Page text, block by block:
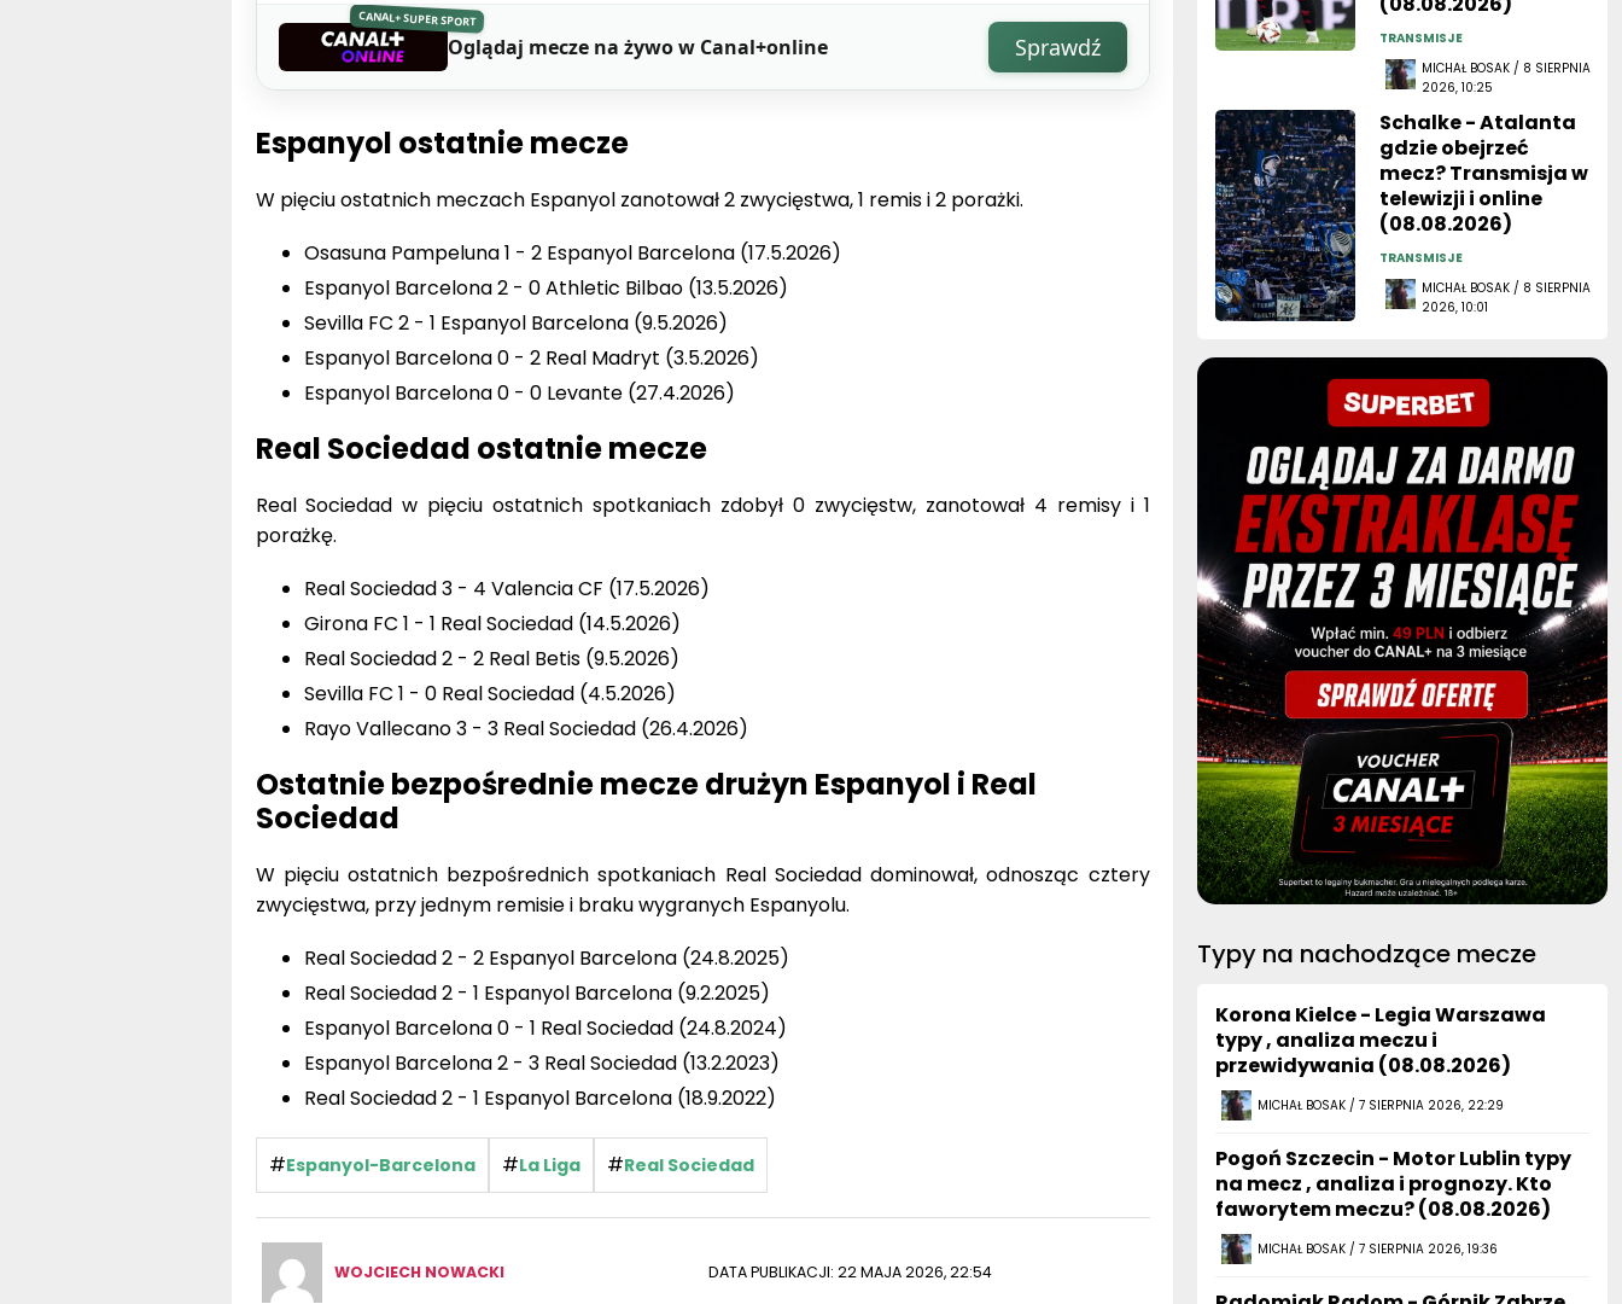
CANAL+ SUPER SPORT
Oglądaj mecze na żywo w Canal+online Sprawdź
Espanyol ostatnie mecze
W pięciu ostatnich meczach Espanyol zanotował 2 zwycięstwa, 1 remis i 2 porażki.
Osasuna Pampeluna 1 - 2 Espanyol Barcelona (17.5.2026)
Espanyol Barcelona 2 - 0 Athletic Bilbao (13.5.2026)
Sevilla FC 2 - 1 Espanyol Barcelona (9.5.2026)
Espanyol Barcelona 0 - 2 Real Madryt (3.5.2026)
Espanyol Barcelona 0 - 0 Levante (27.4.2026)
Real Sociedad ostatnie mecze
Real Sociedad w pięciu ostatnich spotkaniach zdobył 0 zwycięstw, zanotował 4 remisy i 1
porażkę.
Real Sociedad 3 - 4 Valencia CF (17.5.2026)
Girona FC 1 - 1 Real Sociedad (14.5.2026)
Real Sociedad 2 - 2 Real Betis (9.5.2026)
Sevilla FC 1 - 0 Real Sociedad (4.5.2026)
Rayo Vallecano 3 - 3 Real Sociedad (26.4.2026)
Ostatnie bezpośrednie mecze drużyn Espanyol i Real
Sociedad
W pięciu ostatnich bezpośrednich spotkaniach Real Sociedad dominował, odnosząc cztery
zwycięstwa, przy jednym remisie i braku wygranych Espanyolu.
Real Sociedad 2 - 2 Espanyol Barcelona (24.8.2025)
Real Sociedad 2 - 1 Espanyol Barcelona (9.2.2025)
Espanyol Barcelona 0 - 1 Real Sociedad (24.8.2024)
Espanyol Barcelona 2 - 3 Real Sociedad (13.2.2023)
Real Sociedad 2 - 1 Espanyol Barcelona (18.9.2022)
#Espanyol-Barcelona #La Liga #Real Sociedad
WOJCIECH NOWACKI DATA PUBLIKACJI: 22 MAJA 2026, 22:54
TRANSMISJE
MICHAŁ BOSAK / 8 SIERPNIA
2026, 10:25
Schalke - Atalanta
gdzie obejrzeć
mecz? Transmisja w
telewizji i online
(08.08.2026)
TRANSMISJE
MICHAŁ BOSAK / 8 SIERPNIA
2026, 10:01
Typy na nachodzące mecze
Korona Kielce - Legia Warszawa
typy , analiza meczu i
przewidywania (08.08.2026)
MICHAŁ BOSAK / 7 SIERPNIA 2026, 22:29
Pogoń Szczecin - Motor Lublin typy
na mecz , analiza i prognozy. Kto
faworytem meczu? (08.08.2026)
MICHAŁ BOSAK / 7 SIERPNIA 2026, 19:36